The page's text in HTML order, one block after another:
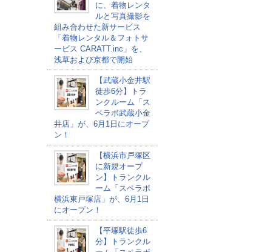
に、着物レンタ
ルと写真撮影を
組み合わせた新サービス
「着物レンタル＆フォトサ
ービス CARATT.inc」を、
浅草および京都で開始
【武蔵小金井駅
徒歩6分】トラ
ンクルーム「ス
ペラボ武蔵小金
井店」が、6月1日にオープ
ン！
【横浜市戸塚区
に新規オープ
ン】トランクル
ーム「スペラボ
横浜東戸塚店」が、6月1日
にオープン！
【平塚駅徒歩6
分】トランクル